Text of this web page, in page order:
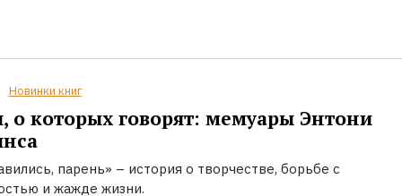
Новинки книг
о которых говорят: мемуары Энтони
парень» – история о творчестве, борьбе с
и жажде жизни.